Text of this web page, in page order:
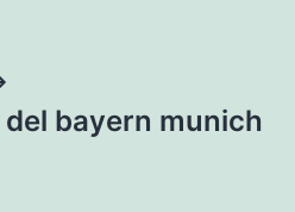
bayern munich